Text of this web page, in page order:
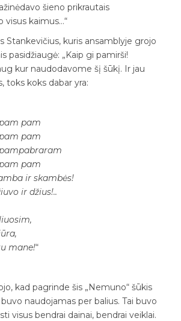
šieno prikrautais
visus kaimus…“
Stankevičius, kuris ansamblyje grojo
pasidžiaugė: „Kaip gi pamirši!
kur naudodavome šį šūkį. Ir jau
toks koks dabar yra:
pam
pam
pam
ir skambės!
ir džius!..
mane!“
kad pagrinde šis „Nemuno“ šūkis
naudojamas per balius. Tai buvo
visus bendrai dainai, bendrai veiklai.